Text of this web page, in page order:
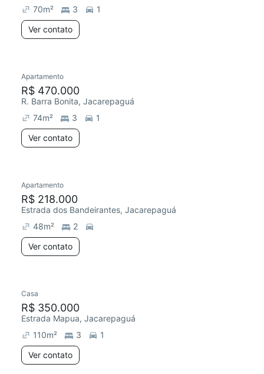
70m² 3
1
Ver contato
Apartamento
R$ 470.000
R. Barra Bonita, Jacarepaguá
74m² 3
1
Ver contato
Apartamento
R$ 218.000
Estrada dos Bandeirantes, Jacarepaguá
48m²
2
Ver contato
Casa
R$ 350.000
Estrada Mapua, Jacarepaguá
110m² 3
1
Ver contato